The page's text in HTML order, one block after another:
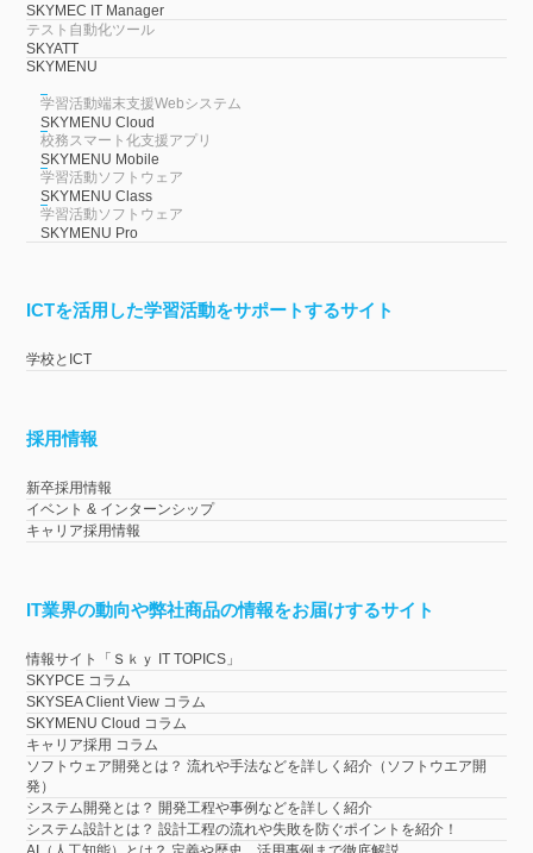
SKYMEC IT Manager
テスト自動化ツール
SKYATT
SKYMENU
学習活動端末支援Webシステム
SKYMENU Cloud
校務スマート化支援アプリ
SKYMENU Mobile
学習活動ソフトウェア
SKYMENU Class
学習活動ソフトウェア
SKYMENU Pro
ICTを活用した学習活動をサポートするサイト
学校とICT
採用情報
新卒採用情報
イベント & インターンシップ
キャリア採用情報
IT業界の動向や弊社商品の情報をお届けするサイト
情報サイト「Ｓｋｙ IT TOPICS」
SKYPCE コラム
SKYSEA Client View コラム
SKYMENU Cloud コラム
キャリア採用 コラム
ソフトウェア開発とは？ 流れや手法などを詳しく紹介（ソフトウエア開
発）
システム開発とは？ 開発工程や事例などを詳しく紹介
システム設計とは？ 設計工程の流れや失敗を防ぐポイントを紹介！